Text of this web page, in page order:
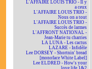
L'AFFAIRE LOUIS TRIO - Il y
a ceux
L'AFFAIRE LOUIS TRIO -
Nous on a tout
L'AFFAIRE LOUIS TRIO -
Succès de larmes
L'AFFRONT NATIONAL -
Jean-Marie tu charries
LA LUNA - Les cactus
LAZARE - Infidèle
Lee DORSEY - Shortnin' bread
[monoface White Label]
Lee ELDRED - How's your
love life 1&2